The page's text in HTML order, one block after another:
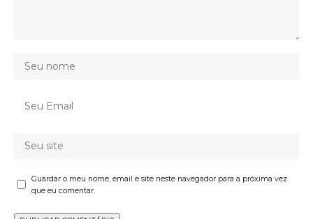
Guardar o meu nome, email e site neste navegador para a próxima vez
que eu comentar.